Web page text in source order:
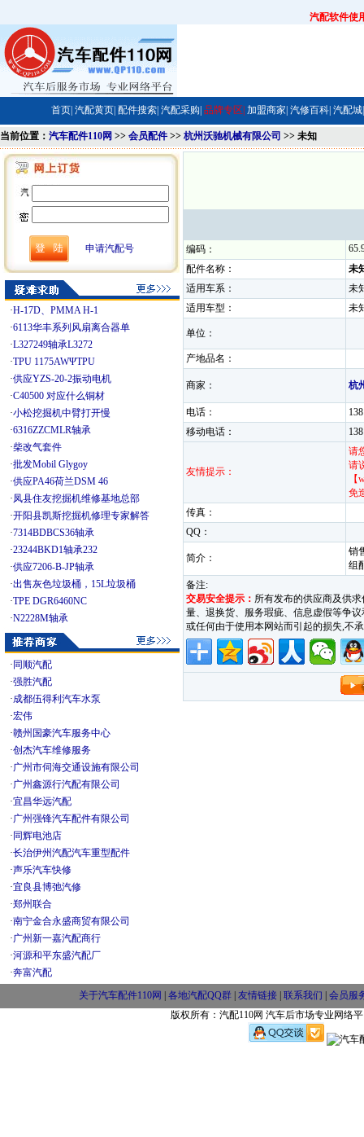
汽配软件使
首页| 汽配黄页| 配件搜索| 汽配采购| 品牌专区| 加盟商家| 汽修百科| 汽配城|
当前位置： 汽车配件110网 >> 会员配件 >> 杭州沃驰机械有限公司 >> 未知
申请汽配号
·H-17D、PMMA H-1
·6113华丰系列风扇离合器单
·L327249轴承L3272
·TPU 1175AWΨTPU
·供应YZS-20-2振动电机
·C40500 对应什么铜材
·小松挖掘机中臂打开慢
·6316ZZCMLR轴承
·柴改气套件
·批发Mobil Glygoy
·供应PA46荷兰DSM 46
·凤县住友挖掘机维修基地总部
·开阳县凯斯挖掘机修理专家解答
·7314BDBCS36轴承
·23244BKD1轴承232
·供应7206-B-JP轴承
·出售灰色垃圾桶，15L垃圾桶
·TPE DGR6460NC
·N2228M轴承
· 同顺汽配
·强胜汽配
·成都伍得利汽车水泵
·宏伟
·赣州国豪汽车服务中心
·创杰汽车维修服务
·广州市伺海交通设施有限公司
·广州鑫源行汽配有限公司
·宜昌华远汽配
·广州强锋汽车配件有限公司
· 同辉电池店
·长治伊州汽配汽车重型配件
·声乐汽车快修
·宜良县博弛汽修
·郑州联合
·南宁金合永盛商贸有限公司
·广州新一嘉汽配商行
·河源和平东盛汽配厂
·奔富汽配
编码：
配件名称：
未
适用车系：
未
适用车型：
单位：
产地品名：
商家： 杭
电话：
移动电话：
友情提示：
请
请
免
传真：
QQ：
简介：
销
组
备注:
交易安全提示： 所有发布的供应商及供
量、退换货、服务瑕疵、信息虚假等争
或任何由于使用本网站而引起的损失,
关于汽车配件110网 各地汽配QQ群 友情链接 联系我们
会员服
版权所有：汽配110网 汽车后市场专业网络